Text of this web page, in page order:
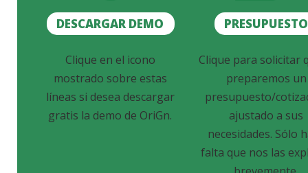
DESCARGAR DEMO PRESUPUESTO
Clique en el icono
mostrado sobre estas
líneas si desea descargar
gratis la demo de OriGn.
Clique para solicitar
preparemos un
presupuesto/
ajustado a sus
necesidades. Sólo
falta que nos las